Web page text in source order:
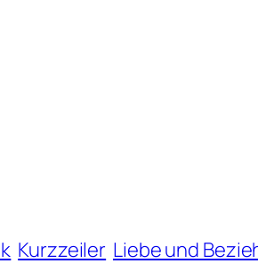
Kurzzeiler Liebe und